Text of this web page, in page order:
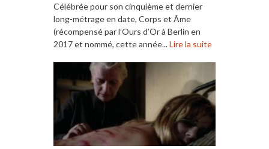
Célébrée pour son cinquième et dernier
long-métrage en date, Corps et Âme
(récompensé par l’Ours d’Or à Berlin en
2017 et nommé, cette année...Lire la suite